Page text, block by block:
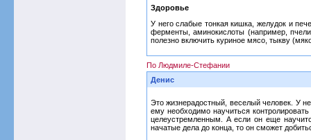
Здоровье
У него слабые тонкая кишка, желудок и
ферменты, аминокислоты (например,
полезно включить куриное мясо, тыкву
По Людмиле-Стефании
Денис
Это жизнерадостный, веселый человек. У
ему необходимо научиться
целеустремленным. А если он еще
начатые дела до конца, то он сможет